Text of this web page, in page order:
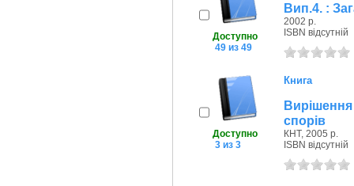
Доступно
49 из 49
Вип.4. :
2002 р.
ISBN відсутній
Доступно
3 из 3
Книга
спорів
КНТ, 2005 р.
ISBN відсутній